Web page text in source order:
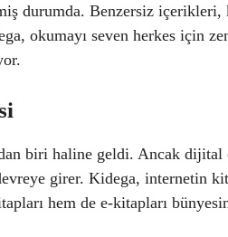
durumda. Benzersiz içerikleri,
okumayı seven herkes için
biri haline geldi. Ancak dijital
girer. Kidega, internetin
hem de e-kitapları